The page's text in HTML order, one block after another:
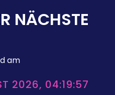
NÄCHSTE
am
2026, 04:19:57